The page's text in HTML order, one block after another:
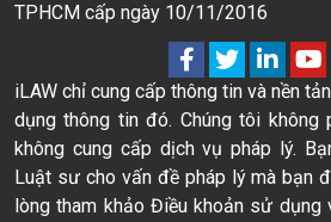
TPHCM cấp ngày 10/11/2016
iLAW chỉ cung cấp thông tin và nền
dụng thông tin đó. Chúng tôi
không cung cấp dịch vụ pháp lý.
Luật sư cho vấn đề pháp lý mà bạn
lòng tham khảo Điều khoản sử dụng